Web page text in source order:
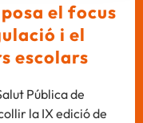
el focus
i el
escolars
Pública de
la IX edició de